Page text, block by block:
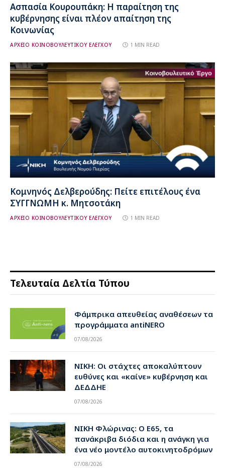
Ασπασία Κουρουπάκη: Η παραίτηση της
κυβέρνησης είναι πλέον απαίτηση της
Κοινωνίας
ΑΡΧΕΙΟ ΚΟΙΝΟΒΟΥΛΕΥΤΙΚΟΥ ΕΛΕΓΧΟΥ 1 MIN READ
Κομνηνός Δελβερούδης: Πείτε επιτέλους ένα
ΣΥΓΓΝΩΜΗ κ. Μητσοτάκη
ΑΡΧΕΙΟ ΚΟΙΝΟΒΟΥΛΕΥΤΙΚΟΥ ΕΛΕΓΧΟΥ 1 MIN READ
Τελευταία Δελτία Τύπου
Φάμπρικα απευθείας αναθέσεων τα
προγράμματα antiNERO
07/08/2026
ΝΙΚΗ: Οι στάχτες αποκαλύπτουν
ευθύνες και «καίνε» κυβέρνηση και
ΔΕΔΔΗΕ
07/08/2026
ΝΙΚΗ Φλώρινας: Ο Ε65, τα
πανάκριβα διόδια και η ανάγκη για
ένα νέο μοντέλο αυτοκινητοδρόμων
07/08/2026